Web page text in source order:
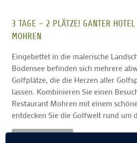
3 TAGE – 2 PLÄTZE! GANTER
MOHREN
Eingebettet in die malerische
Bodensee befinden sich mehrere
Golfplätze, die die Herzen aller
lassen. Kombinieren Sie einen
Restaurant Mohren mit einem
entdecken Sie die Golfwelt rund um